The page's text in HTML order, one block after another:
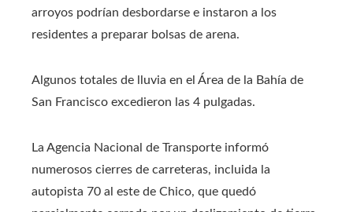
arroyos podrían desbordarse e instaron a los
residentes a preparar bolsas de arena.
Algunos totales de lluvia en el Área de la Bahía de
San Francisco excedieron las 4 pulgadas.
La Agencia Nacional de Transporte informó
numerosos cierres de carreteras, incluida la
autopista 70 al este de Chico, que quedó